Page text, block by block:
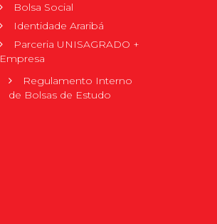
Bolsa Social
Identidade Araribá
Parceria UNISAGRADO +
Empresa
Regulamento Interno
de Bolsas de Estudo